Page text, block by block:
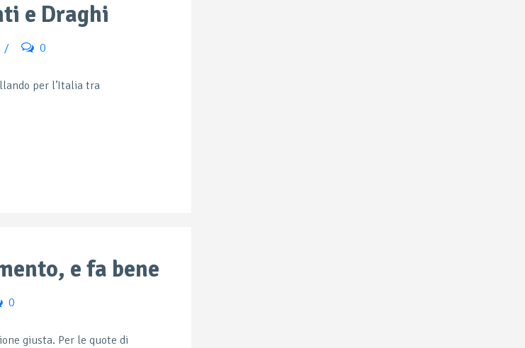
e Draghi
/ 0
per l’Italia tra
e fa bene
0
giusta. Per le quote di